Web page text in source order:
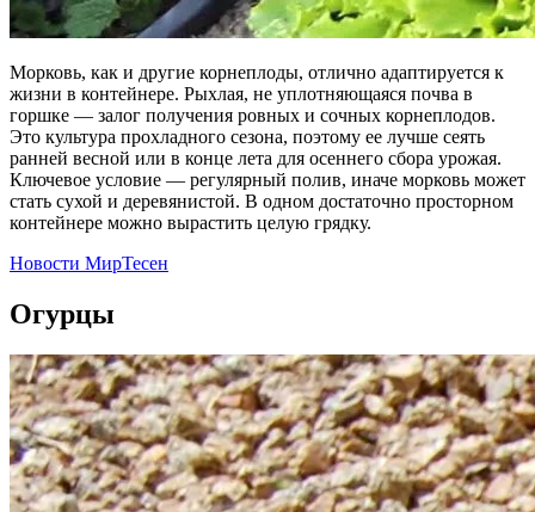
Морковь, как и другие корнеплоды, отлично адаптируется к
жизни в контейнере. Рыхлая, не уплотняющаяся почва в
горшке — залог получения ровных и сочных корнеплодов.
Это культура прохладного сезона, поэтому ее лучше сеять
ранней весной или в конце лета для осеннего сбора урожая.
Ключевое условие — регулярный полив, иначе морковь может
стать сухой и деревянистой. В одном достаточно просторном
контейнере можно вырастить целую грядку.
Новости МирТесен
Огурцы